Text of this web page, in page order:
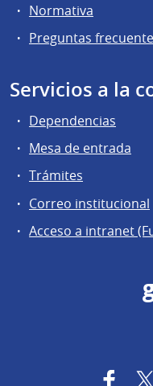
Normativa
Preguntas
Servicios a la
Dependencias
Mesa de entrada
Trámites
Correo institucional
Acceso a intranet